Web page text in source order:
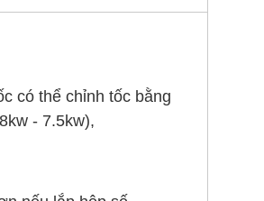
có thể chỉnh tốc bằng
- 7.5kw),